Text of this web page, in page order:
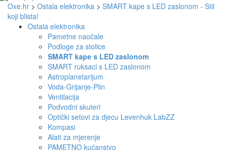
Oxe.hr > Ostala elektronika > SMART kape s LED zaslonom - Stil
koji blista!
Ostala elektronika
Pametne naočale
Podloge za stolice
SMART kape s LED zaslonom
SMART ruksaci s LED zaslonom
Astroplanetarijum
Voda-Grijanje-Plin
Ventilacija
Podvodni skuteri
Optički setovi za djecu Levenhuk LabZZ
Kompasi
Alati za mjerenje
PAMETNO kućanstvo